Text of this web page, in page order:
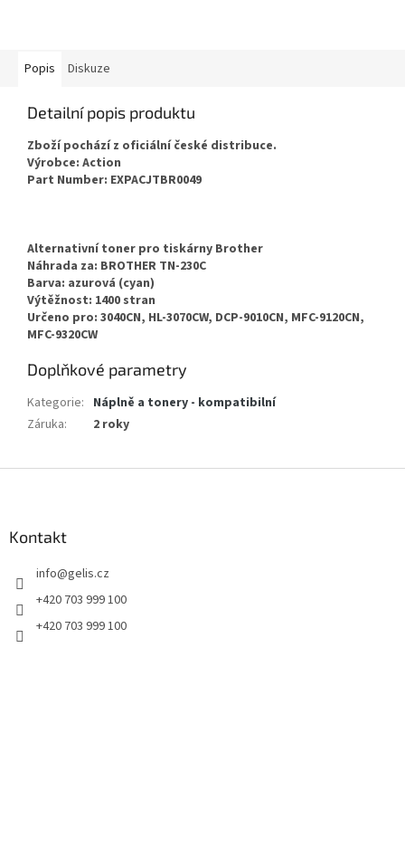
Popis Diskuze
Detailní popis produktu
Zboží pochází z oficiální české distribuce.
Výrobce: Action
Part Number: EXPACJTBR0049
Alternativní toner pro tiskárny Brother
Náhrada za: BROTHER TN-230C
Barva: azurová (cyan)
Výtěžnost: 1400 stran
Určeno pro: 3040CN, HL-3070CW, DCP-9010CN, MFC-9120CN,
MFC-9320CW
Doplňkové parametry
Kategorie: Náplně a tonery - kompatibilní
Záruka: 2 roky
Kontakt
info@gelis.cz
+420 703 999 100
+420 703 999 100